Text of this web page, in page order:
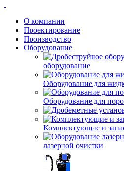
О компании
Проектирование
Производство
Оборудование
оборудование
Оборудование для
Оборудование для
Комплектующие и
лазерной очистки